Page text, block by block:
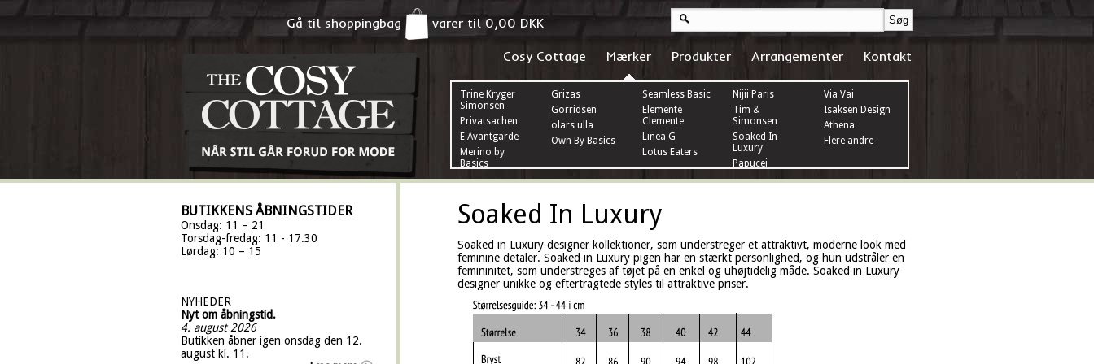
Gå til shoppingbag varer til0,00 DKK
Cosy Cottage Mærker
Trine Kryger
Simonsen
Privatsachen
E Avantgarde
Merino by
Basics
Grizas
Gorridsen
olars ulla
Own By Basics
Seamless Basic
Elemente
Clemente
Linea G
Lotus Eaters
Nijii Paris
Tim &
Simonsen
Soaked In
Luxury
Papucei
Via Vai
Isaksen Design
Athena
Flere andre
Produkter Arrangementer Kontakt
BUTIKKENS ÅBNINGSTIDER
Onsdag: 11 – 21
Torsdag-fredag: 11 - 17.30
Lørdag: 10 – 15
NYHEDER
Nyt om åbningstid.
4. august 2026
Butikken åbner igen onsdag den 12.
august kl. 11.
Soaked In Luxury
Soaked in Luxury designer kollektioner, som understreger et attraktivt, moderne look med
feminine detaler. Soaked in Luxury pigen har en stærkt personlighed, og hun udstråler en
femininitet, som understreges af tøjet på en enkel og uhøjtidelig måde. Soaked in Luxury
designer unikke og eftertragtede styles til attraktive priser.